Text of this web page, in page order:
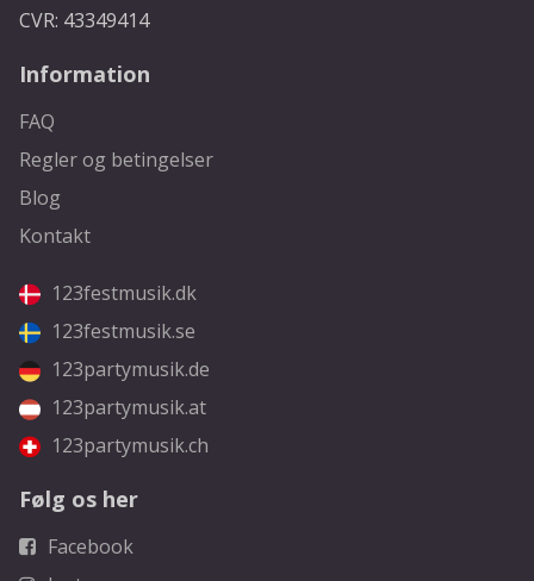
CVR: 43349414
Information
FAQ
Regler og betingelser
Blog
Kontakt
123festmusik.dk
123festmusik.se
123partymusik.de
123partymusik.at
123partymusik.ch
Følg os her
Facebook